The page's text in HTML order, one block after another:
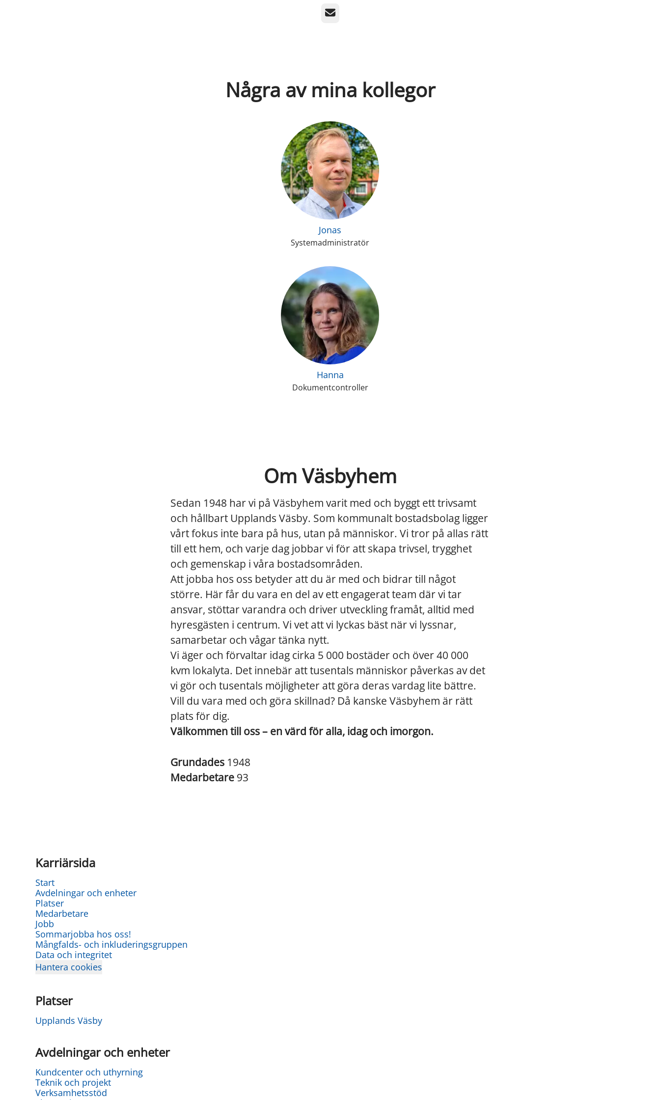
E-post
Några av mina kollegor
Jonas
Systemadministratör
Hanna
Dokumentcontroller
Om Väsbyhem
Sedan 1948 har vi på Väsbyhem varit med och byggt ett trivsamt
och hållbart Upplands Väsby. Som kommunalt bostadsbolag ligger
vårt fokus inte bara på hus, utan på människor. Vi tror på allas rätt
till ett hem, och varje dag jobbar vi för att skapa trivsel, trygghet
och gemenskap i våra bostadsområden.
Att jobba hos oss betyder att du är med och bidrar till något
större. Här får du vara en del av ett engagerat team där vi tar
ansvar, stöttar varandra och driver utveckling framåt, alltid med
hyresgästen i centrum. Vi vet att vi lyckas bäst när vi lyssnar,
samarbetar och vågar tänka nytt.
Vi äger och förvaltar idag cirka 5 000 bostäder och över 40 000
kvm lokalyta. Det innebär att tusentals människor påverkas av det
vi gör och tusentals möjligheter att göra deras vardag lite bättre.
Vill du vara med och göra skillnad? Då kanske Väsbyhem är rätt
plats för dig.
Välkommen till oss – en värd för alla, idag och imorgon.
Grundades 1948
Medarbetare 93
Karriärsida
Start
Avdelningar och enheter
Platser
Medarbetare
Jobb
Sommarjobba hos oss!
Mångfalds- och inkluderingsgruppen
Data och integritet
Hantera cookies
Platser
Upplands Väsby
Avdelningar och enheter
Kundcenter och uthyrning
Teknik och projekt
Verksamhetsstöd